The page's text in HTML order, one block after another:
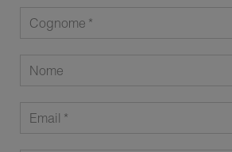
Cognome
Nome
Email